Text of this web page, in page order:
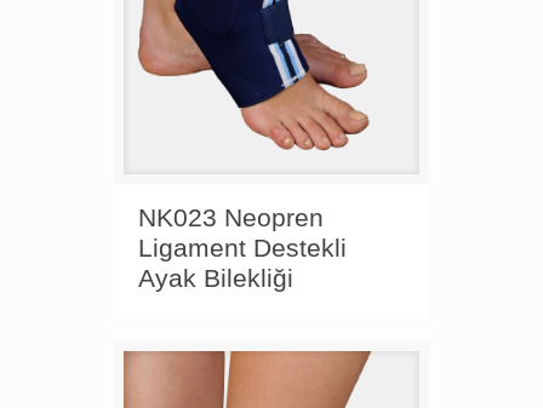
NK023 Neopren
Ligament Destekli
Ayak Bilekliği